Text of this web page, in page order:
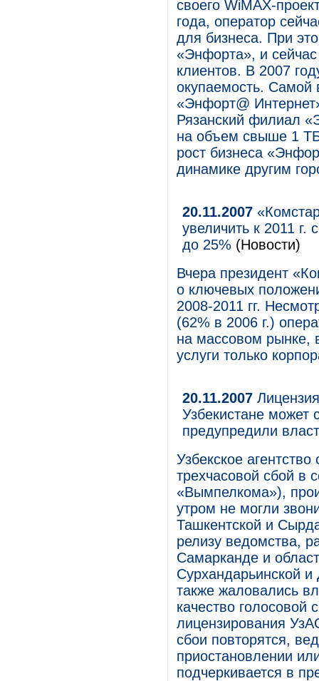
своего WiMAX-
года, оператор
для бизнеса. При
«Энфорта», и
клиентов. В 2007
окупаемость. Самой
«Энфорт@
Рязанский филиал
на объем свыше 1
рост бизнеса
динамике другим
20.11.2007
увеличить к 2011
до 25% (Новости)
Вчера президент
о ключевых
2008-2011 гг.
(62% в 2006 г.)
на массовом рынке,
услуги только
20.11.2007
Узбекистане может
предупредили
Узбекское
трехчасовой сбой в
«Вымпелкома»),
утром не могли
Ташкентской и
релизу ведомства,
Самарканде и
Сурхандарьинской и
также жаловались
качество голосовой
лицензирования
сбои повторятся,
приостановлении
подчеркивается в